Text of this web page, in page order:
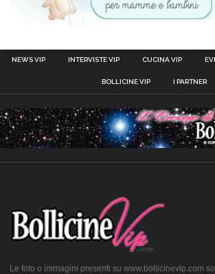
NEWS VIP INTERVISTE VIP CUCINA VIP
BOLLICINE VIP I PARTNER
Le foto o immagini presenti su www.bollicinevip.com